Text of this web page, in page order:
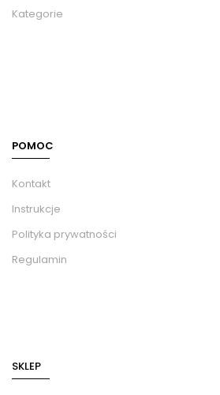
Kategorie
POMOC
Kontakt
Instrukcje
Polityka prywatności
Regulamin
SKLEP